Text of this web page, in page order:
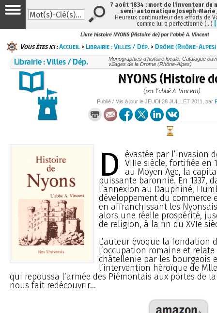
Livre histoire NYONS (Histoire de) par l'abbé A. Vincent
Vous êtes ici :Accueil >Librairie : Villes / Dép. >Drôme (Rhône-Alpes)
Librairie : Villes / Dép.
Monographies d’histoire locale. Catalogue
villages de la Drôme (Rhône-Alpes)
NYONS (Histoire
(par l’abbé A. Vincent)
Publié / Mis à jour leJEUDI 28 JUILLET 2011 , par
D
évastée par l’invasion
VIIIe siècle, fortifiée en
au Moyen Age, la
puissante baronnie. En 1337,
l’annexion au Dauphiné,
développement du commerce
en affranchissant les
alors une réelle prospérité,
de religion, à la fin du XVIe
L’auteur évoque la fondation
l’occupation romaine et
châtellenie par les bourgeois
l’intervention héroïque de
qui repoussa l’armée des Piémontais aux portes de
nous fait redécouvrir...
7 août 1834 : mort de l'inventeur du
semi-automatique Joseph-Marie
Heureux continuateur des efforts de
comme lui a perfectionné (…)